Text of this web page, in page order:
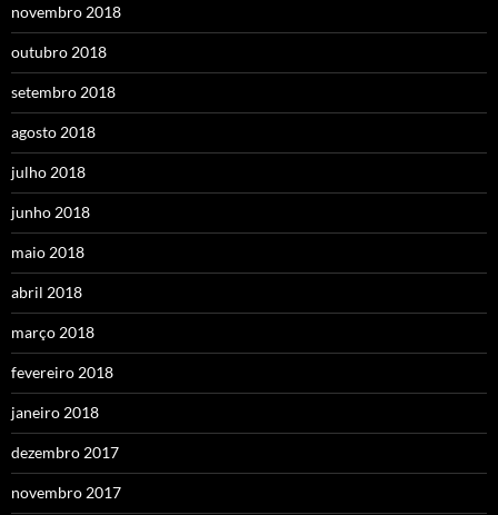
novembro 2018
outubro 2018
setembro 2018
agosto 2018
julho 2018
junho 2018
maio 2018
abril 2018
março 2018
fevereiro 2018
janeiro 2018
dezembro 2017
novembro 2017